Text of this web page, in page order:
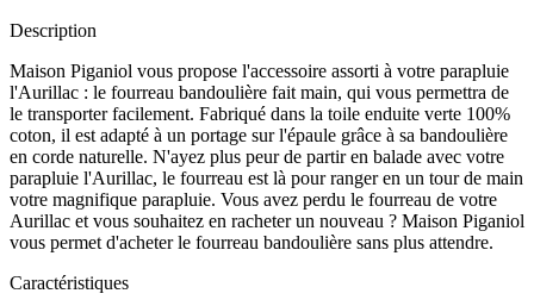
Description
Maison Piganiol vous propose l'accessoire assorti à votre parapluie
l'Aurillac : le fourreau bandoulière fait main, qui vous permettra de
le transporter facilement. Fabriqué dans la toile enduite verte 100%
coton, il est adapté à un portage sur l'épaule grâce à sa bandoulière
en corde naturelle. N'ayez plus peur de partir en balade avec votre
parapluie l'Aurillac, le fourreau est là pour ranger en un tour de main
votre magnifique parapluie. Vous avez perdu le fourreau de votre
Aurillac et vous souhaitez en racheter un nouveau ? Maison Piganiol
vous permet d'acheter le fourreau bandoulière sans plus attendre.
Caractéristiques